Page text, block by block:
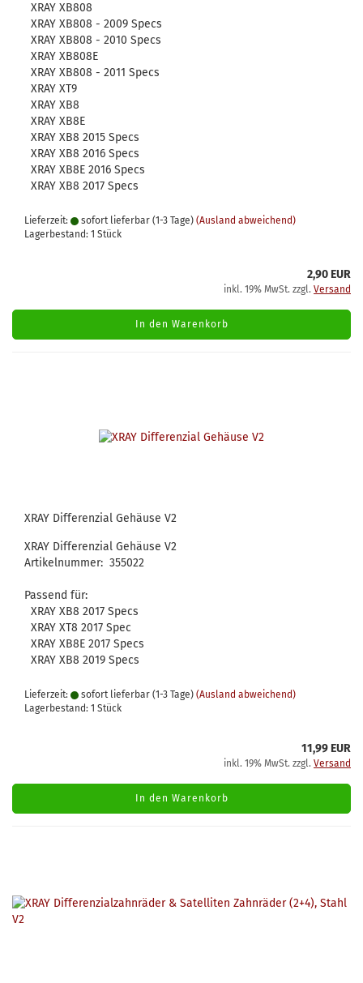
XRAY XB808
XRAY XB808 - 2009 Specs
XRAY XB808 - 2010 Specs
XRAY XB808E
XRAY XB808 - 2011 Specs
XRAY XT9
XRAY XB8
XRAY XB8E
XRAY XB8 2015 Specs
XRAY XB8 2016 Specs
XRAY XB8E 2016 Specs
XRAY XB8 2017 Specs
Lieferzeit: sofort lieferbar (1-3 Tage) (Ausland abweichend)
Lagerbestand: 1 Stück
2,90 EUR
inkl. 19% MwSt. zzgl. Versand
In den Warenkorb
XRAY Differenzial Gehäuse V2
XRAY Differenzial Gehäuse V2
Artikelnummer: 355022
Passend für:
XRAY XB8 2017 Specs
XRAY XT8 2017 Spec
XRAY XB8E 2017 Specs
XRAY XB8 2019 Specs
Lieferzeit: sofort lieferbar (1-3 Tage) (Ausland abweichend)
Lagerbestand: 1 Stück
11,99 EUR
inkl. 19% MwSt. zzgl. Versand
In den Warenkorb